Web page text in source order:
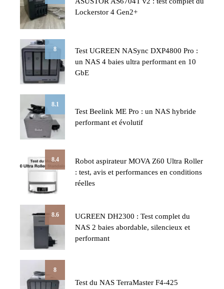
Lockerstor 4 Gen2+
8
Test UGREEN NASync DXP4800 Pro :
un NAS 4 baies ultra performant en 10
GbE
8.1
Test Beelink ME Pro : un NAS hybride
performant et évolutif
8.4
Robot aspirateur MOVA Z60 Ultra Roller
: test, avis et performances en conditions
réelles
8.6
UGREEN DH2300 : Test complet du
NAS 2 baies abordable, silencieux et
performant
8
Test du NAS TerraMaster F4-425